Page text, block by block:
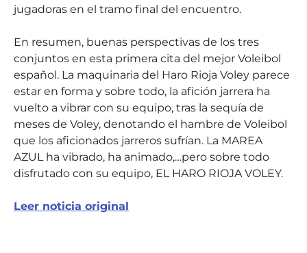
jugadoras en el tramo final del encuentro.
En resumen, buenas perspectivas de los tres
conjuntos en esta primera cita del mejor Voleibol
español. La maquinaria del Haro Rioja Voley parece
estar en forma y sobre todo, la afición jarrera ha
vuelto a vibrar con su equipo, tras la sequía de
meses de Voley, denotando el hambre de Voleibol
que los aficionados jarreros sufrían. La MAREA
AZUL ha vibrado, ha animado,…pero sobre todo
disfrutado con su equipo, EL HARO RIOJA VOLEY.
Leer noticia original